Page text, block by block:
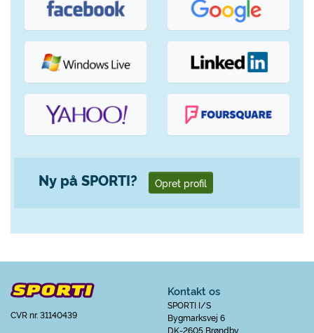
Ny på SPORTI? Opret profil
CVR nr. 31140439
Kontakt os
SPORTI I/S
Bygmarksvej 6
DK-2605 Brøndby